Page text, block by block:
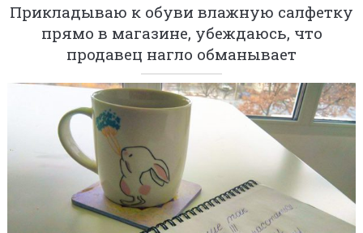
Прикладываю к обуви влажную салфетку
прямо в магазине, убеждаюсь, что
продавец нагло обманывает